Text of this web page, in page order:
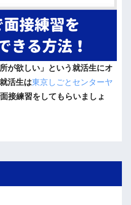
が欲しい」という就活生にオ
活生は東京しごとセンターヤ
接練習をしてもらいましょ